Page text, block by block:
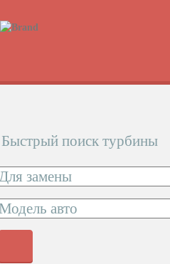
Быстрый поиск турбины